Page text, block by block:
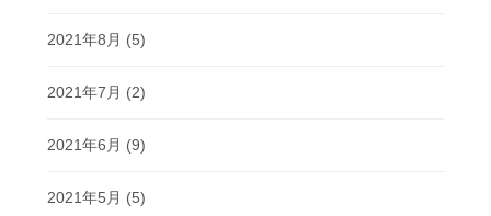
2021年8月 (5)
2021年7月 (2)
2021年6月 (9)
2021年5月 (5)